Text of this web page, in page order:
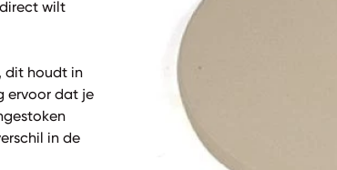
wilt
dit houdt in
ervoor dat je
in de